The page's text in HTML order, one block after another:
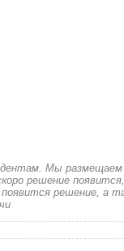
Мы
решение
решение, а